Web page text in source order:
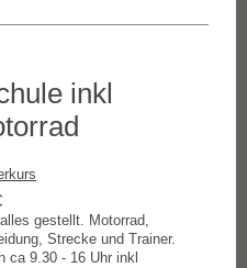
inkl
gestellt. Motorrad,
Strecke und Trainer.
ca 9.30 - 16 Uhr inkl